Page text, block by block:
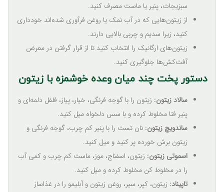
سبزیجات، پنیر یا ماست مصرف کنید.
از زیتون‌هایی که در آب نمک یا روغن فرآوری شده‌اند خودداری
کنید، زیرا سدیم و چربی بالایی دارند.
زیتون‌های ارگانیک را انتخاب کنید تا از قرار گرفتن در معرض
آفت‌کش‌ها جلوگیری کنید.
دستور پخت چند میان وعده خوشمزه با زیتون
سالاد زیتون: زیتون را با گوجه فرنگی، خیار، پیاز، فلفل دلمه‌ای و
پنیر فتا مخلوط کرده و با سس دلخواه میل کنید.
ساندویچ زیتون: نان تست را با پنیر کم چرب، گوجه فرنگی و
زیتون برش خورده پر کنید و میل کنید.
اسموتی زیتون: زیتون، اسفناج، موز، ماست کم چرب و کمی آب
را در مخلوط کن مخلوط کرده و میل کنید.
تاپیناد: زیتون، کپر، سیر، روغن زیتون و آبلیمو را در غذاساز